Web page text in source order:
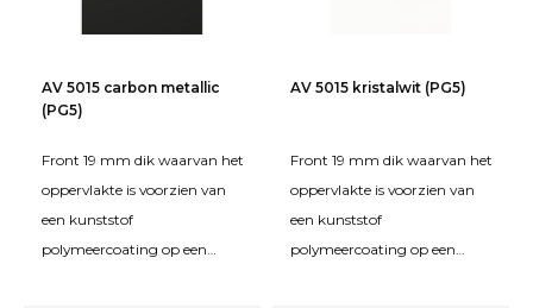
AV 5015 carbon metallic
(PG5)
Front 19 mm dik waarvan het
oppervlakte is voorzien van
een kunststof
polymeercoating op een
AV 5015 kristalwit (PG5)
Front 19 mm dik waarvan het
oppervlakte is voorzien van
een kunststof
polymeercoating op een